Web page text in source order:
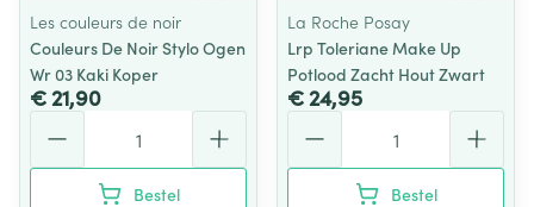
Les couleurs de noir
Couleurs De Noir Stylo Ogen
Wr 03 Kaki Koper
€ 21,90
Bestel
La Roche Posay
Lrp Toleriane Make Up
Potlood Zacht Hout Zwart
€ 24,95
Bestel